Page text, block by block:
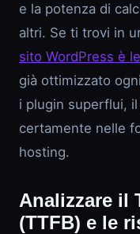
e la potenza di
altri. Se ti trovi in
sito WordPress è
già ottimizzato
i plugin superflui,
certamente nelle
hosting.
Analizzare il
(TTFB) e le